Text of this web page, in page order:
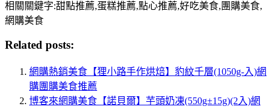
相關關鍵字:甜點推薦,蛋糕推薦,點心推薦,好吃美食,團購美食,
網購美食
Related posts:
網購熱銷美食【狸小路手作烘焙】豹紋千層(1050g-入)網
購團購美食推薦
博客來網購美食【諾貝爾】芋頭奶凍(550g±15g)(2入)網